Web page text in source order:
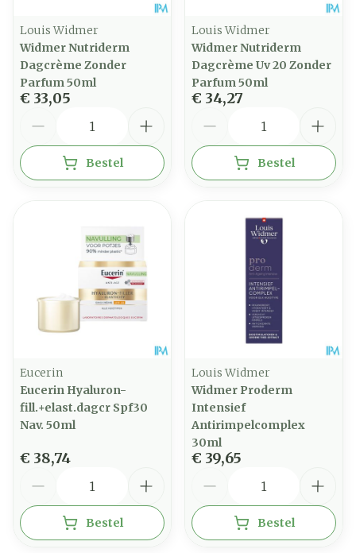
Louis Widmer
Widmer Nutriderm
Dagcrème Zonder
Parfum 50ml
€ 33,05
Bestel
Louis Widmer
Widmer Nutriderm
Dagcrème Uv 20 Zonder
Parfum 50ml
€ 34,27
Bestel
Eucerin
Eucerin Hyaluron-
fill.+elast.dagcr Spf30
Nav. 50ml
€ 38,74
Bestel
Louis Widmer
Widmer Proderm
Intensief
Antirimpelcomplex
30ml
€ 39,65
Bestel